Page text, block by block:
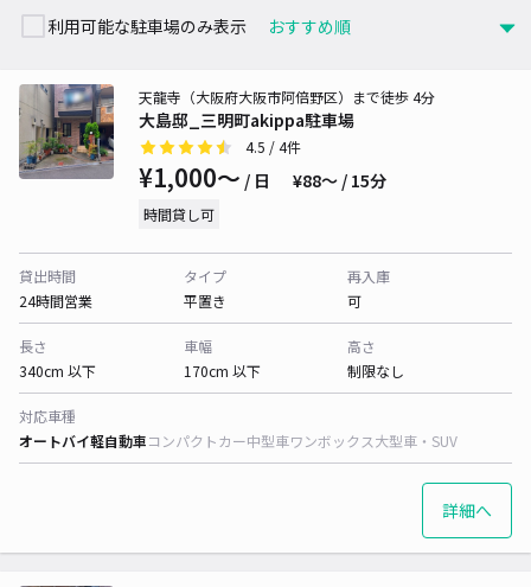
利用可能な駐車場のみ表示
大島邸_三明町akippa駐車場
天龍寺（大阪府大阪市阿倍野区）まで徒歩 4分
4.5 / 4件
¥1,000〜 / 日 ¥88〜 / 15分
時間貸し可
貸出時間
24時間営業
タイプ
平置き
再入庫
可
長さ
340cm 以下
車幅
170cm 以下
高さ
制限なし
対応車種
オートバイ軽自動車コンパクトカー中型車ワンボックス大型車・SUV
詳細へ